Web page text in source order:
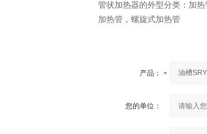
管状加热器的外型分类：加
加热管，螺旋式加热管
产品：
您的单位：